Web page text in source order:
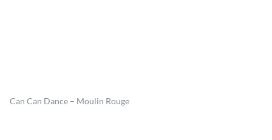
Can Can Dance – Moulin Rouge